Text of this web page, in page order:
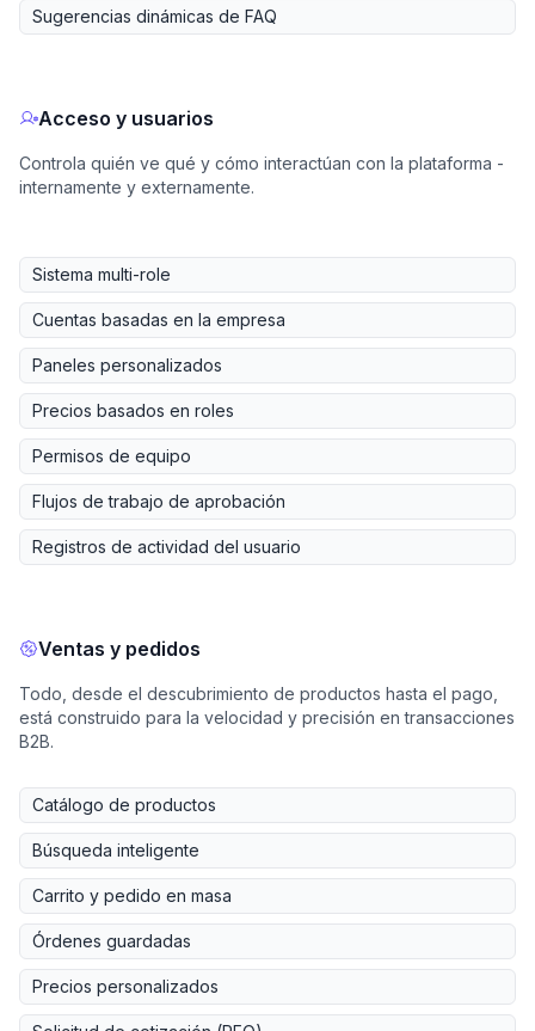
Sugerencias dinámicas de FAQ
Acceso y usuarios
Controla quién ve qué y cómo interactúan con la plataforma -
internamente y externamente.
Sistema multi-role
Cuentas basadas en la empresa
Paneles personalizados
Precios basados en roles
Permisos de equipo
Flujos de trabajo de aprobación
Registros de actividad del usuario
Ventas y pedidos
Todo, desde el descubrimiento de productos hasta el pago,
está construido para la velocidad y precisión en transacciones
B2B.
Catálogo de productos
Búsqueda inteligente
Carrito y pedido en masa
Órdenes guardadas
Precios personalizados